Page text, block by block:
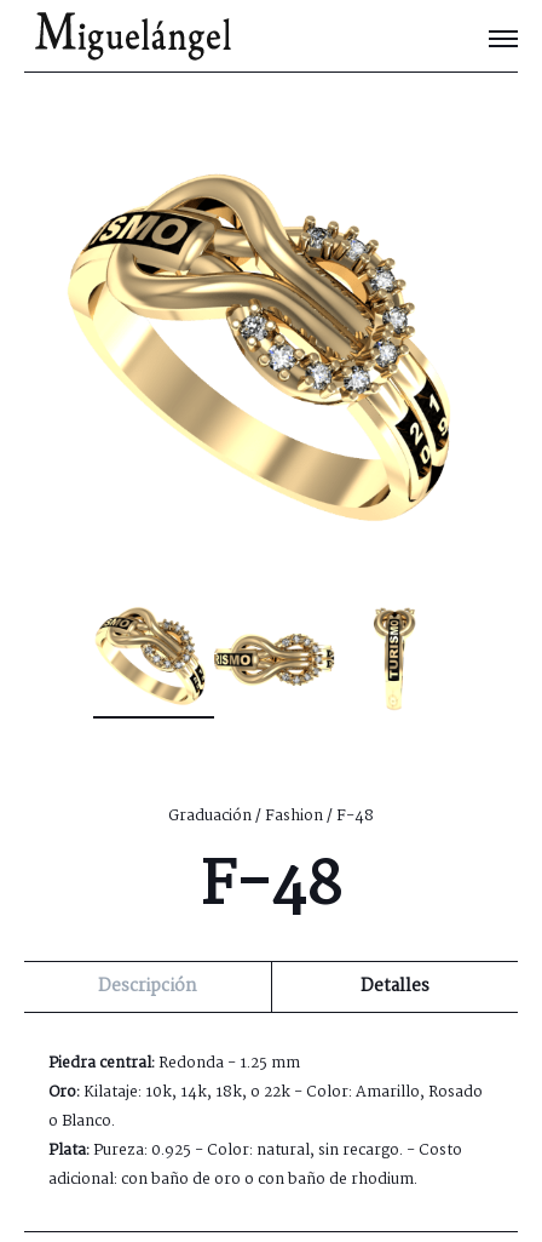
Joyas Únicas
Blog
Contacto
Graduación/Fashion/ F-48
F-48
Descripción Detalles
Piedra central:Redonda - 1.25 mm
Oro:Kilataje: 10k, 14k, 18k, o 22k - Color: Amarillo, Rosado
o Blanco.
Plata:Pureza: 0.925 - Color: natural, sin recargo. - Costo
adicional: con baño de oro o con baño de rhodium.